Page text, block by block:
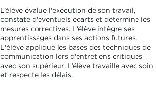
L’élève évalue l'exécution de son travail,
constate d'éventuels écarts et détermine les
mesures correctives. L'élève intègre ses
apprentissages dans ses actions futures.
L'élève applique les bases des techniques de
communication lors d'entretiens critiques
avec son supérieur. L’élève travaille avec soin
et respecte les délais.